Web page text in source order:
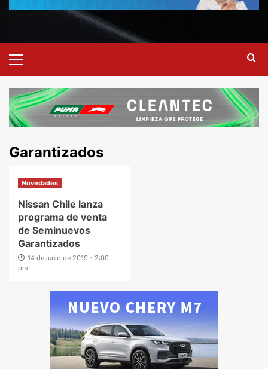
Garantizados
Novedades
Nissan Chile lanza
programa de venta
de Seminuevos
Garantizados
14 de junio de 2019 - 2:00
pm